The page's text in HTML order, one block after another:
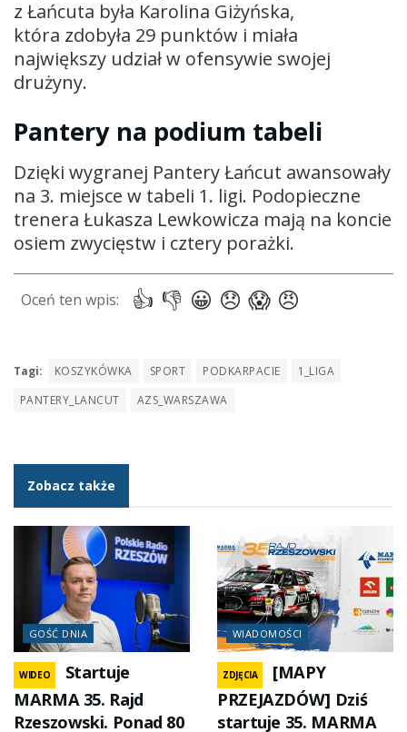
z Łańcuta była Karolina Giżyńska,
która zdobyła 29 punktów i miała
największy udział w ofensywie swojej
drużyny.
Pantery na podium tabeli
Dzięki wygranej Pantery Łańcut awansowały
na 3. miejsce w tabeli 1. ligi. Podopieczne
trenera Łukasza Lewkowicza mają na koncie
osiem zwycięstw i cztery porażki.
Tagi: KOSZYKÓWKA SPORT PODKARPACIE
1_LIGA
PANTERY_LANCUT
AZS_WARSZAWA
Zobacz także
GOŚĆ DNIA
WIDEO
Startuje
MARMA 35. Rajd
Rzeszowski. Ponad 80
WIADOMOŚCI
ZDJĘCIA
[MAPY
PRZEJAZDÓW] Dziś
startuje 35. MARMA